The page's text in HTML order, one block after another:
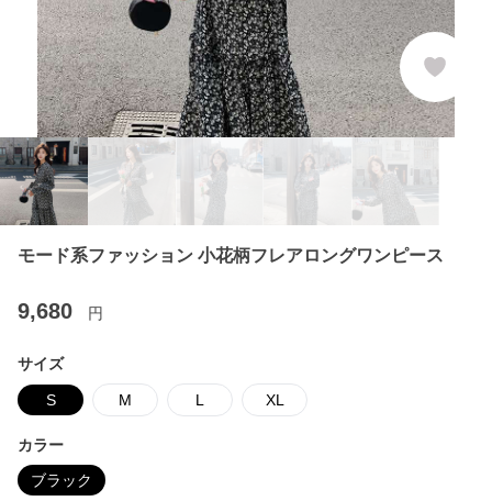
モード系ファッション 小花柄フレアロングワンピース
9,680 円
サイズ
S M L XL
カラー
ブラック